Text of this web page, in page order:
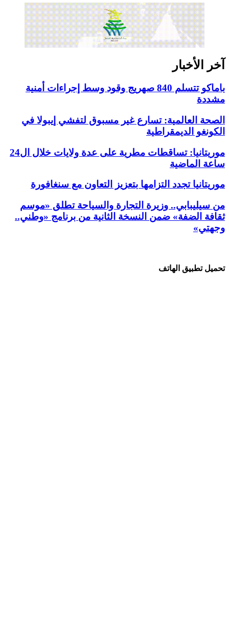
آخر الأخبار
باماكو تتسلم 840 صهريج وقود وسط إجراءات أمنية
مشددة
الصحة العالمية: تسارع غير مسبوق لتفشي إيبولا في
الكونغو الديمقراطية
موريتانيا: تساقطات مطرية على عدة ولايات خلال ال24
ساعة الماضية
موريتانيا تجدد التزامها بتعزيز التعاون مع سنغافورة
من سيليبابي.. وزيرة التجارة والسياحة تطلق «موسم
ثقافة الضفة» ضمن النسخة الثانية من برنامج «وطني..
وجهتي»
تحميل تطبيق الهاتف